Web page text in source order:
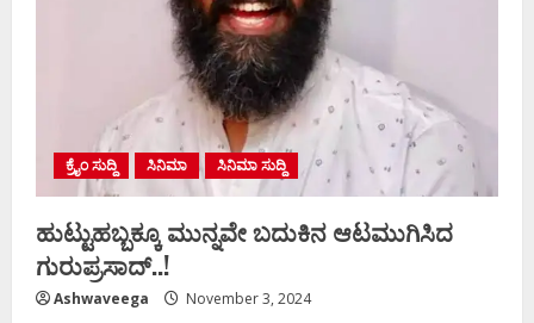
ಕ್ರೈಂ ಸುದ್ದಿ ಸಿನಿಮಾ ಸಿನಿಮಾ ಸುದ್ದಿ
ಹುಟ್ಟುಹಬ್ಬಕ್ಕೂ ಮುನ್ನವೇ ಬದುಕಿನ ಆಟಮುಗಿಸಿದ
ಗುರುಪ್ರಸಾದ್..!
Ashwaveega November 3, 2024